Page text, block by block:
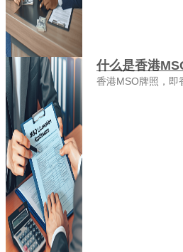
什么是香港
香港MSO牌照，即